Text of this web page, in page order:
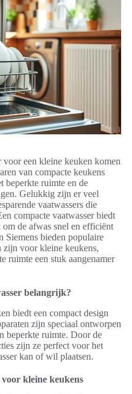
een kleine keuken komen
van compacte keukens
beperkte ruimte en de
Gelukkig zijn er veel
vaatwassers die
compacte vaatwasser biedt
de afwas snel en efficiënt
Siemens bieden populaire
voor kleine keukens,
ruimte een stuk aangenamer
belangrijk?
biedt een compact design
zijn speciaal ontworpen
beperkte ruimte. Door de
zijn ze perfect voor het
kan of wil plaatsen.
kleine keukens